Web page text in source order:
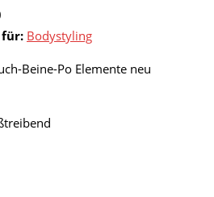
für: Bodystyling
Beine-Po Elemente neu